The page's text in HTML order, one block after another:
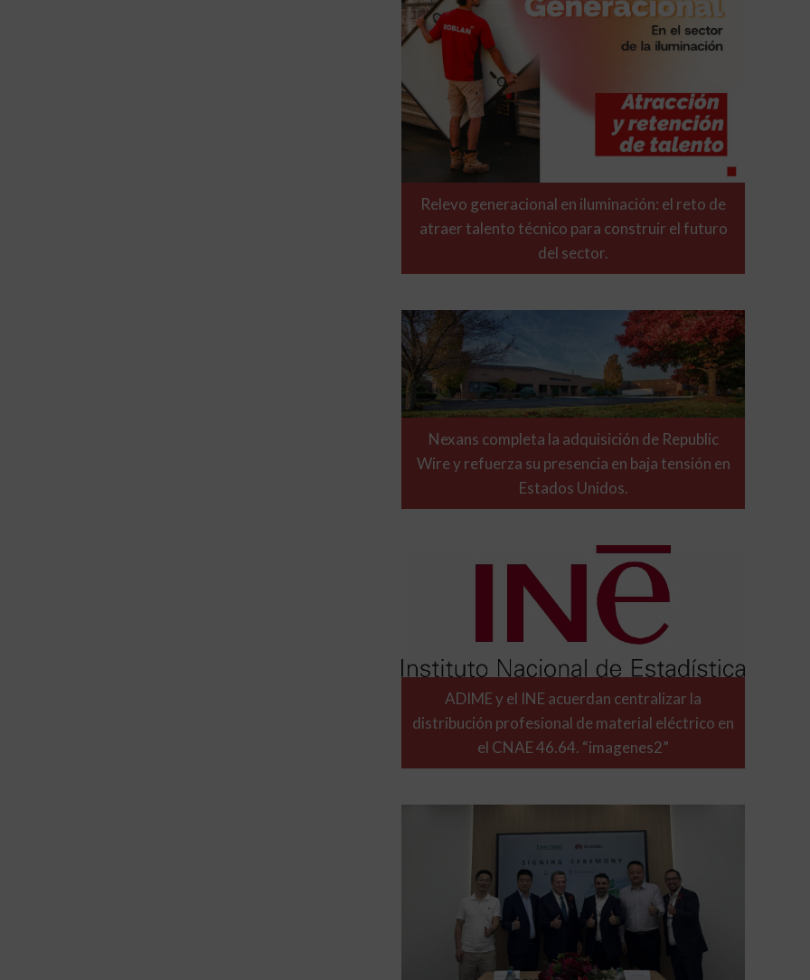
Relevo generacional en iluminación: el reto de
atraer talento técnico para construir el futuro
del sector.
Nexans completa la adquisición de Republic
Wire y refuerza su presencia en baja tensión en
Estados Unidos.
ADIME y el INE acuerdan centralizar la
distribución profesional de material eléctrico en
el CNAE 46.64. “imagenes2”